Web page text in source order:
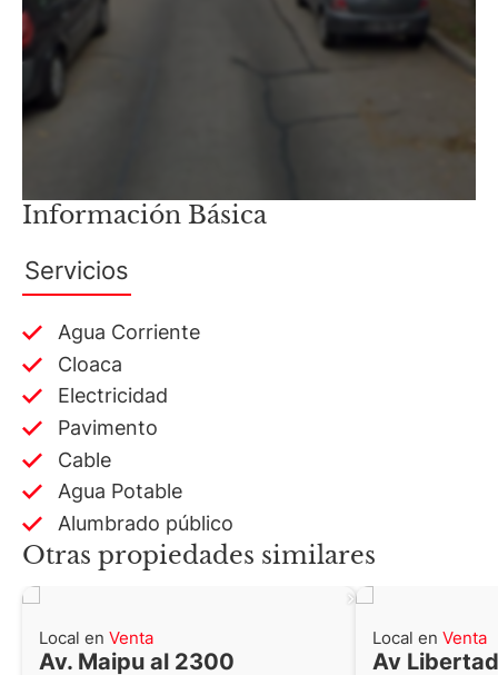
Información Básica
Servicios
Agua Corriente
Cloaca
Electricidad
Pavimento
Cable
Agua Potable
Alumbrado público
Otras propiedades similares
Local en Venta
Av. Maipu al 2300
Local en Venta
Av